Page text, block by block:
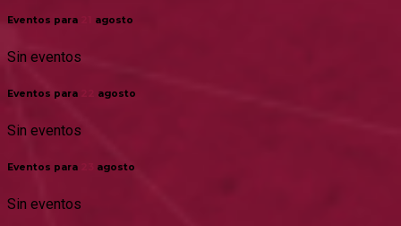
Eventos para agosto
Sin eventos
Eventos para agosto
Sin eventos
Eventos para agosto
Sin eventos